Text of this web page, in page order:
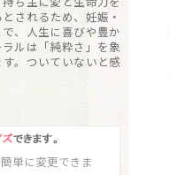
されるため、妊娠・
、人生に喜びや豊か
ルは「純粋さ」を象
。ついていないと感
単に変更できま